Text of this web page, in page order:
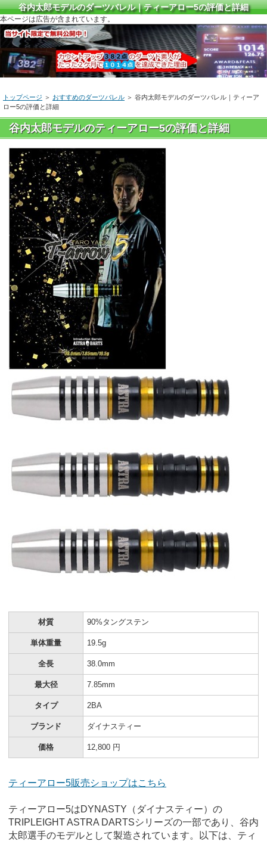
谷内太郎モデルのダーツバレル｜ティーアロー5の評価と詳細
本ページは広告が含まれています。
トップページ ＞ おすすめのダーツバレル ＞ 谷内太郎モデルのダーツバレル｜ティーア
ロー5の評価と詳細
谷内太郎モデルのティーアロー5の評価と詳細
材質 90%タングステン
単体重量 19.5g
全長 38.0mm
最大径 7.85mm
タイプ 2BA
ブランド ダイナスティー
価格 12,800 円
ティーアロー5販売ショップはこちら
ティーアロー5はDYNASTY（ダイナスティー）の
TRIPLEIGHT ASTRA DARTSシリーズの一部であり、谷内
太郎選手のモデルとして製造されています。以下は、ティ